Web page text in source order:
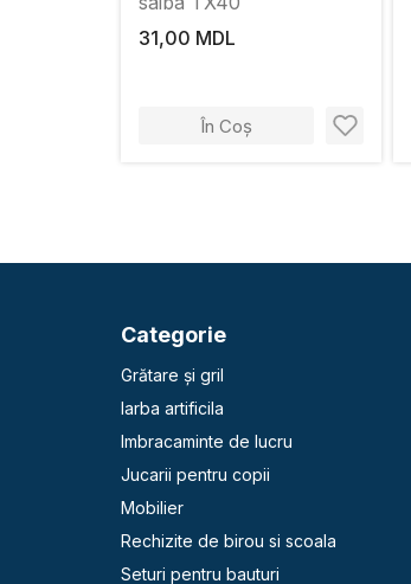
31,00 MDL
În Coș
Categorie
Grătare și gril
Iarba artificila
Imbracaminte de lucru
Jucarii pentru copii
Mobilier
Rechizite de birou si scoala
Seturi pentru bauturi